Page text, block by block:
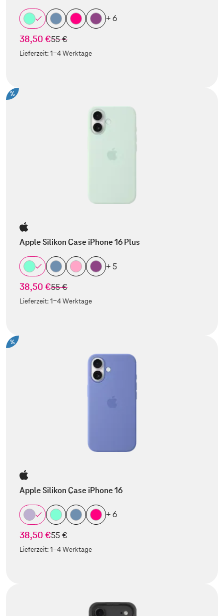
+ 6
38,50 €statt
55 €
Lieferzeit:1-4 Werktage
%
Apple Silikon Case iPhone 16 Plus
+ 5
38,50 €statt
55 €
Lieferzeit:1-4 Werktage
%
Apple Silikon Case iPhone 16
+ 6
38,50 €statt
55 €
Lieferzeit:1-4 Werktage